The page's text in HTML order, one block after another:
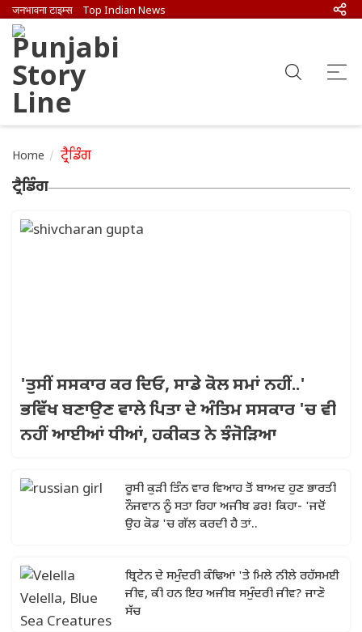
जनभावना टाइम्स Top Indian News
Home ਟ੍ਰੈਡਿੰਗ
ਟ੍ਰੈਡਿੰਗ
'ਤੁਸੀਂ ਸਸਕਾਰ ਕਰ ਦਿਓ, ਸਾਡੇ ਕੋਲ ਸਮਾਂ ਨਹੀਂ..'
ਭਵਿੱਖ ਬਣਾਉਣ ਵਾਲੇ ਪਿਤਾ ਦੇ ਅੰਤਿਮ ਸਸਕਾਰ 'ਚ ਵੀ
ਨਹੀਂ ਆਈਆਂ ਧੀਆਂ, ਹਕੀਕਤ ਨੇ ਝੰਜੋੜਿਆ
ਰੂਸੀ ਕੁੜੀ ਤਿੰਨ ਵਾਰ ਵਿਆਹ ਤੋਂ ਬਾਅਦ ਹੁਣ ਭਾਰਤੀ
ਨੌਜਵਾਨ ਨੂੰ ਸਤਾ ਰਿਹਾ ਅਜੀਬ ਡਰ! ਕਿਹਾ- 'ਜਦੋਂ
ਉਹ ਕੋਡ 'ਚ ਗੱਲ ਕਰਦੀ ਹੈ ਤਾਂ..
ਬ੍ਰਿਟੇਨ ਦੇ ਸਮੁੰਦਰੀ ਕੰਢਿਆਂ 'ਤੇ ਮਿਲੇ ਨੀਲੇ ਰਹੱਸਮਈ
ਜੀਵ, ਕੀ ਹਨ ਇਹ ਅਜੀਬ ਸਮੁੰਦਰੀ ਜੀਵ? ਜਾਣੋ
ਸੱਚ